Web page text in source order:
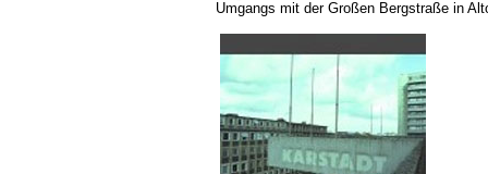
Umgangs mit der Großen Bergstraße in